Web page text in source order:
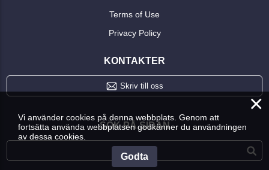
Terms of Use
Privacy Policy
KONTAKTER
Skriv till oss
SÖK PÅ SIDAN
×
Vi använder cookies på denna webbplats. Genom att
fortsätta använda webbplatsen godkänner du användningen
av dessa cookies.
Godta